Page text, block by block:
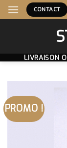
Skip
to
CONTACT
LIVRAISON
PROMO !